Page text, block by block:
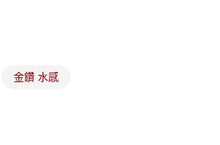
大哥付你分期」，訂單成立後會自動跳轉到大哥付
號後，選擇欲分期的期數、繳款截止日，確認付款
金鑽 水感